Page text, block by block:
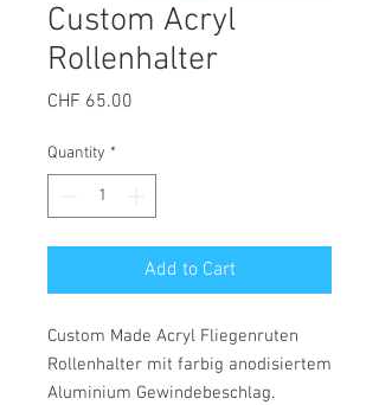
Custom Acryl
Rollenhalter
CHF 65.00
Quantity *
Add to Cart
Custom Made Acryl Fliegenruten
Rollenhalter mit farbig anodisiertem
Aluminium Gewindebeschlag.